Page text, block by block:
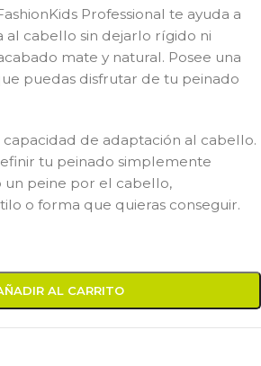
Professional te ayuda a
al cabello sin dejarlo rígido ni
mate y natural. Posee una
puedas disfrutar de tu peinado
capacidad de adaptación al cabello.
tu peinado simplemente
un peine por el cabello,
o forma que quieras conseguir.
AL CARRITO